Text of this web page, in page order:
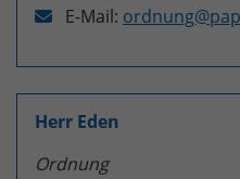
E-Mail:
Herr Eden
Ordnung